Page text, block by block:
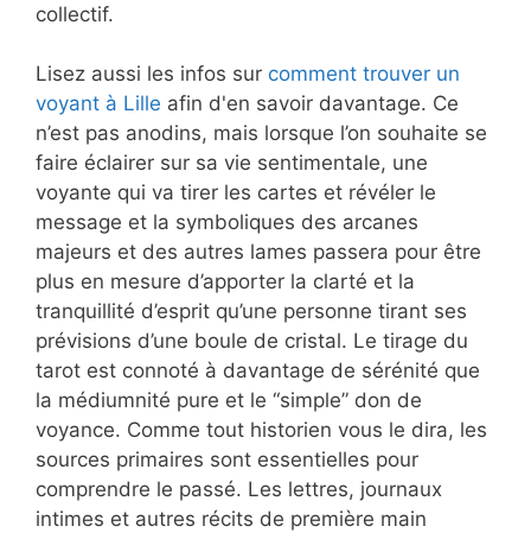
collectif.
Lisez aussi les infos sur comment trouver un
voyant à Lille afin d'en savoir davantage. Ce
n’est pas anodins, mais lorsque l’on souhaite se
faire éclairer sur sa vie sentimentale, une
voyante qui va tirer les cartes et révéler le
message et la symboliques des arcanes
majeurs et des autres lames passera pour être
plus en mesure d’apporter la clarté et la
tranquillité d’esprit qu’une personne tirant ses
prévisions d’une boule de cristal. Le tirage du
tarot est connoté à davantage de sérénité que
la médiumnité pure et le “simple” don de
voyance. Comme tout historien vous le dira, les
sources primaires sont essentielles pour
comprendre le passé. Les lettres, journaux
intimes et autres récits de première main